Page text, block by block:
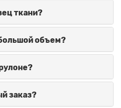
ткани?
объем?
заказ?